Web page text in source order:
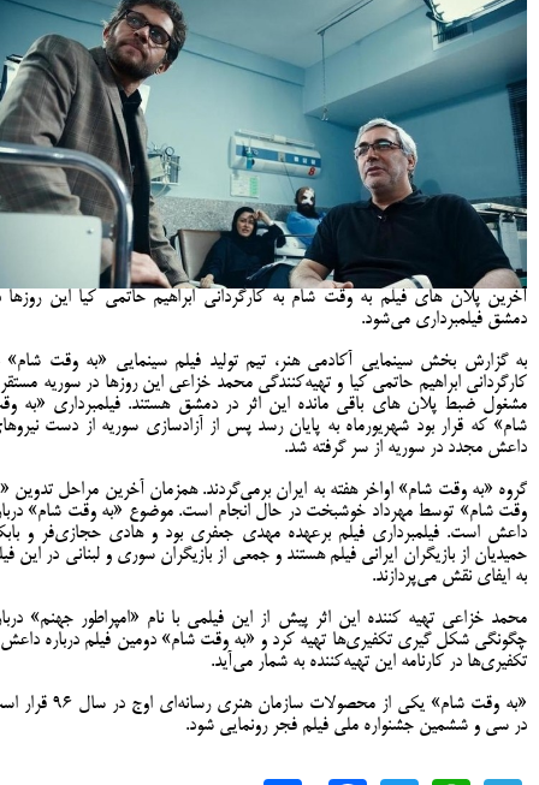
آخرین پلان های فیلم به وقت شام به کارگردانی ابراهیم حاتمی کیا این روزها
دمشق فیلمبرداری می‌شود.
به گزارش بخش سینمایی آکادمی هنر، تیم تولید فیلم سینمایی «به وقت شام»
کارگردانی ابراهیم حاتمی کیا و تهیه‌کنندگی محمد خزاعی این روزها در سوریه
مشغول ضبط پلان های باقی مانده این اثر در دمشق هستند. فیلمبرداری «به
شام» که قرار بود شهریورماه به پایان رسد پس از آزادسازی سوریه از دست
داعش مجدد در سوریه از سر گرفته شد.
گروه «به وقت شام» اواخر هفته به ایران برمی‌گردند.همزمان آخرین مراحل تدوین
وقت شام» توسط مهرداد خوشبخت در حال انجام است.موضوع «به وقت شام»
داعش است.فیلمبرداری فیلم برعهده مهدی جعفری بود و هادی حجازی‌فر و
حمیدیان از بازیگران ایرانی فیلم‌ هستند و جمعی از بازیگران سوری و لبنانی در این
به ایفای نقش می‌پردازند.
محمد خزاعی تهیه کننده این اثر پیش از این فیلمی با نام «امپراطور جهنم»
چگونگی شکل گیری تکفیری‌ها تهیه کرد و «به وقت شام» دومین فیلم درباره
تکفیری‌ها در کارنامه این تهیه‌کننده به شمار می‌آید.
«به وقت شام» یکی از محصولات سازمان هنری رسانه‌ای
در سی و ششمین جشنواره ملی فیلم فجر رونمایی شود.